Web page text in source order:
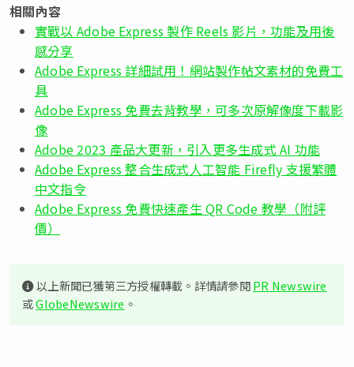
相關內容
實戰以 Adobe Express 製作 Reels 影片，功能及用後
感分享
Adobe Express 詳細試用！網站製作帖文素材的免費工
具
Adobe Express 免費去背教學，可多次原解像度下載影
像
Adobe 2023 產品大更新，引入更多生成式 AI 功能
Adob​​e Express 整合生成式人工智能 Firefly 支援繁體
中文指令
Adobe Express 免費快速產生 QR Code 教學（附評
價）
以上新聞已獲第三方授權轉載。詳情請參閱PR Newswire
或GlobeNewswire 。